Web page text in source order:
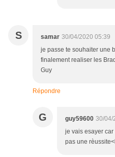
S samar 30/04/2020 05:39
je passe te souhaiter une
finalement realiser les
Guy
Répondre
G guy59600 30/04/
je vais esayer
pas une